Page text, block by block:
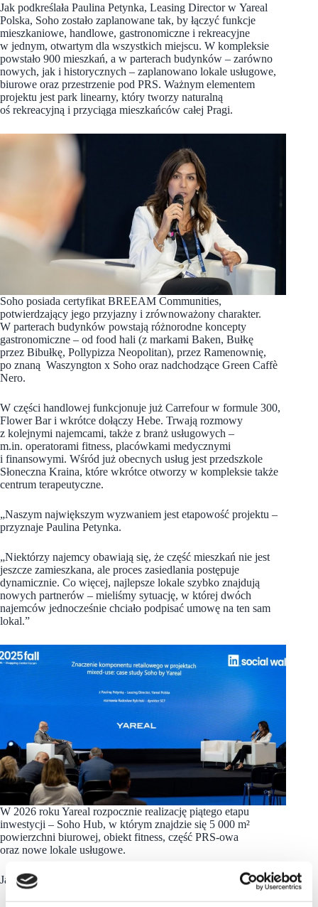
Jak podkreślała Paulina Petynka, Leasing Director w Yareal
Polska, Soho zostało zaplanowane tak, by łączyć funkcje
mieszkaniowe, handlowe, gastronomiczne i rekreacyjne
w jednym, otwartym dla wszystkich miejscu. W kompleksie
powstało 900 mieszkań, a w parterach budynków – zarówno
nowych, jak i historycznych – zaplanowano lokale usługowe,
biurowe oraz przestrzenie pod PRS. Ważnym elementem
projektu jest park linearny, który tworzy naturalną
oś rekreacyjną i przyciąga mieszkańców całej Pragi.
Soho posiada certyfikat BREEAM Communities,
potwierdzający jego przyjazny i zrównoważony charakter.
W parterach budynków powstają różnorodne koncepty
gastronomiczne – od food hali (z markami Baken, Bułkę
przez Bibułkę, Pollypizza Neopolitan), przez Ramenownię,
po znaną Waszyngton x Soho oraz nadchodzące Green Caffè
Nero.
W części handlowej funkcjonuje już Carrefour w formule 300,
Flower Bar i wkrótce dołączy Hebe. Trwają rozmowy
z kolejnymi najemcami, także z branż usługowych –
m.in. operatorami fitness, placówkami medycznymi
i finansowymi. Wśród już obecnych usług jest przedszkole
Słoneczna Kraina, które wkrótce otworzy w kompleksie także
centrum terapeutyczne.
„Naszym największym wyzwaniem jest etapowość projektu –
przyznaje Paulina Petynka.
„Niektórzy najemcy obawiają się, że część mieszkań nie jest
jeszcze zamieszkana, ale proces zasiedlania postępuje
dynamicznie. Co więcej, najlepsze lokale szybko znajdują
nowych partnerów – mieliśmy sytuację, w której dwóch
najemców jednocześnie chciało podpisać umowę na ten sam
lokal.”
W 2026 roku Yareal rozpocznie realizację piątego etapu
inwestycji – Soho Hub, w którym znajdzie się 5 000 m²
powierzchni biurowej, obiekt fitness, część PRS-owa
oraz nowe lokale usługowe.
Jak podsumowała Paulina Petynka: